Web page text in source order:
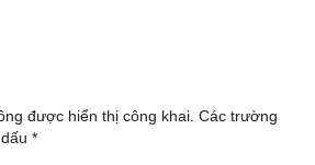
được hiển thị công khai. Các trường
*